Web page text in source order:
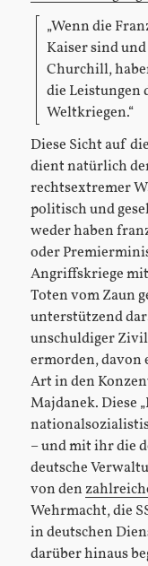
„Wenn die
Kaiser sind
Churchill,
die Leistungen
Weltkriegen.“
Diese Sicht auf
dient natürlich
rechtsextremer
politisch und
weder haben
oder
Angriffskriege
Toten vom Zaun
unterstützend
unschuldiger
ermorden,
Art in den
Majdanek. Diese
– und mit ihr die
deutsche
von den
Wehrmacht, die
in deutschen
darüber hinaus